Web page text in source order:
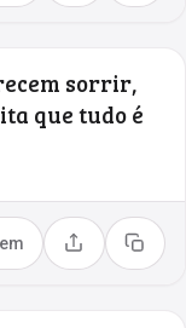
sorrir,
que tudo é
Compartilhar
Copiar